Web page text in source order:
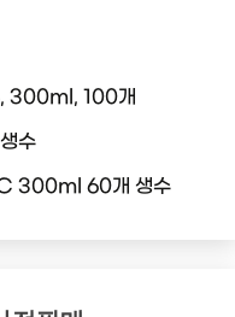
300ml, 100개
수
300ml 60개 생수